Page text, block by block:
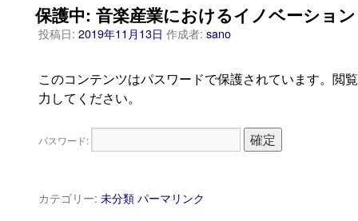
保護中: 音楽産業におけるイノベーショ
投稿日: 2019年11月13日 作成者: sano
このコンテンツはパスワードで保護されています。閲
力してください。
パスワード:
カテゴリー: 未分類パーマリンク